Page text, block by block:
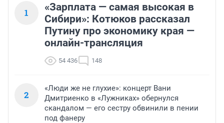
1
«Зарплата — самая высокая в
Сибири»: Котюков рассказал
Путину про экономику края —
онлайн-трансляция
54 436 148
2
«Люди же не глухие»: концерт Вани
Дмитриенко в «Лужниках» обернулся
скандалом — его сестру обвинили в пении
под фанеру